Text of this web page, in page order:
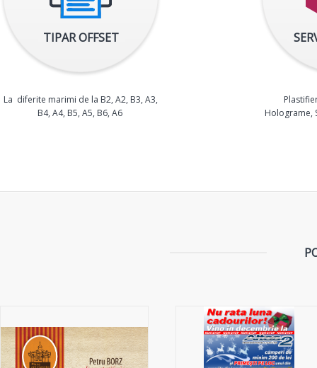
TIPAR OFFSET
La diferite marimi de la B2, A2, B3, A3,
B4, A4, B5, A5, B6, A6
Holograme,